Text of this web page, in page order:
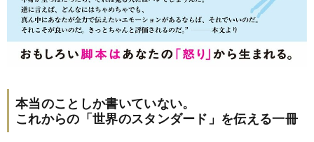
本当のことしか書いていない。
これからの「世界のスタンダード」を伝える一冊